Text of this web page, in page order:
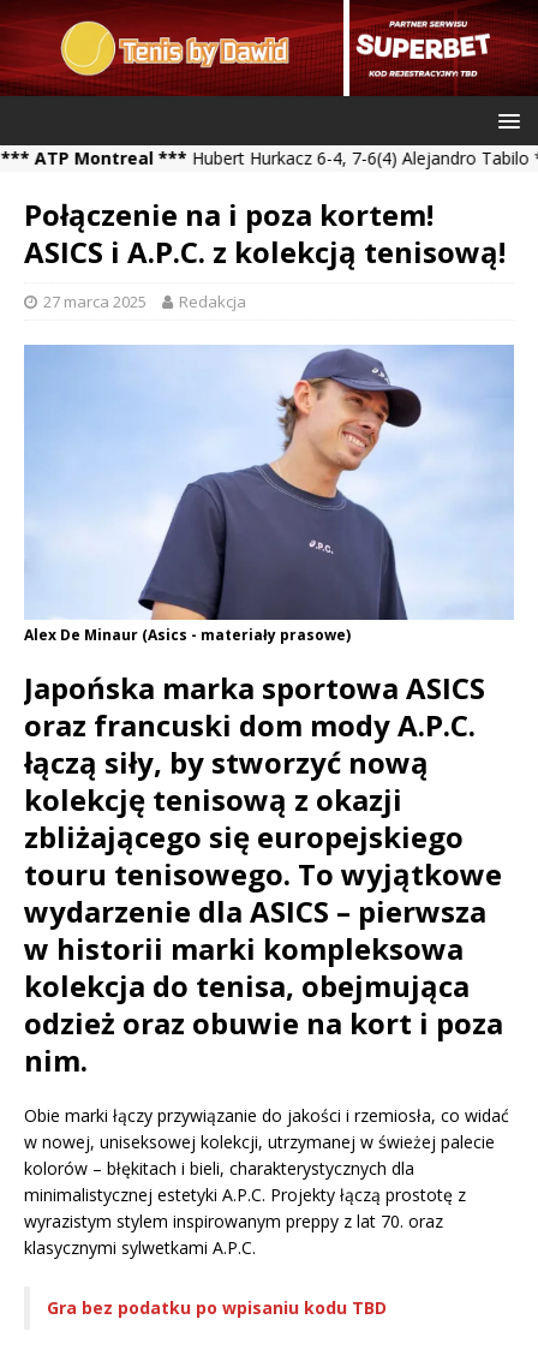
Montreal ***Hubert Hurkacz 6-4, 7-6(4) Alejandro Tabilo ***
Połączenie na i poza kortem!
ASICS i A.P.C. z kolekcją tenisową!
27 marca 2025 Redakcja
Alex De Minaur (Asics - materiały prasowe)
Japońska marka sportowa ASICS
oraz francuski dom mody A.P.C.
łączą siły, by stworzyć nową
kolekcję tenisową z okazji
zbliżającego się europejskiego
touru tenisowego. To wyjątkowe
wydarzenie dla ASICS – pierwsza
w historii marki kompleksowa
kolekcja do tenisa, obejmująca
odzież oraz obuwie na kort i poza
nim.
Obie marki łączy przywiązanie do jakości i rzemiosła, co widać
w nowej, uniseksowej kolekcji, utrzymanej w świeżej palecie
kolorów – błękitach i bieli, charakterystycznych dla
minimalistycznej estetyki A.P.C. Projekty łączą prostotę z
wyrazistym stylem inspirowanym preppy z lat 70. oraz
klasycznymi sylwetkami A.P.C.
Gra bez podatku po wpisaniu kodu TBD